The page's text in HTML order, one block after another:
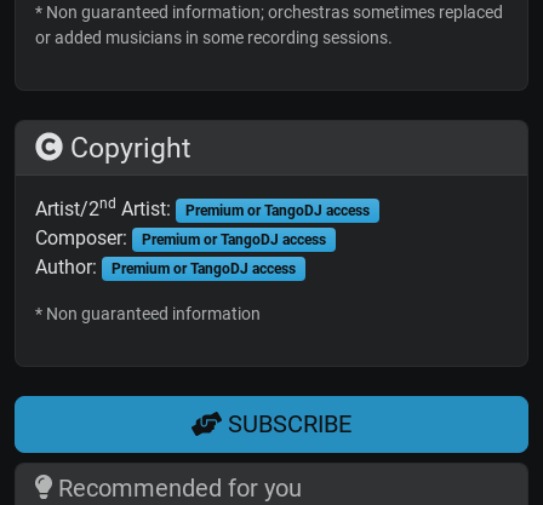
* Non guaranteed information; orchestras sometimes replaced
or added musicians in some recording sessions.
Copyright
Artist/2nd Artist: Premium or TangoDJ access
Composer: Premium or TangoDJ access
Author: Premium or TangoDJ access
* Non guaranteed information
SUBSCRIBE
Recommended for you